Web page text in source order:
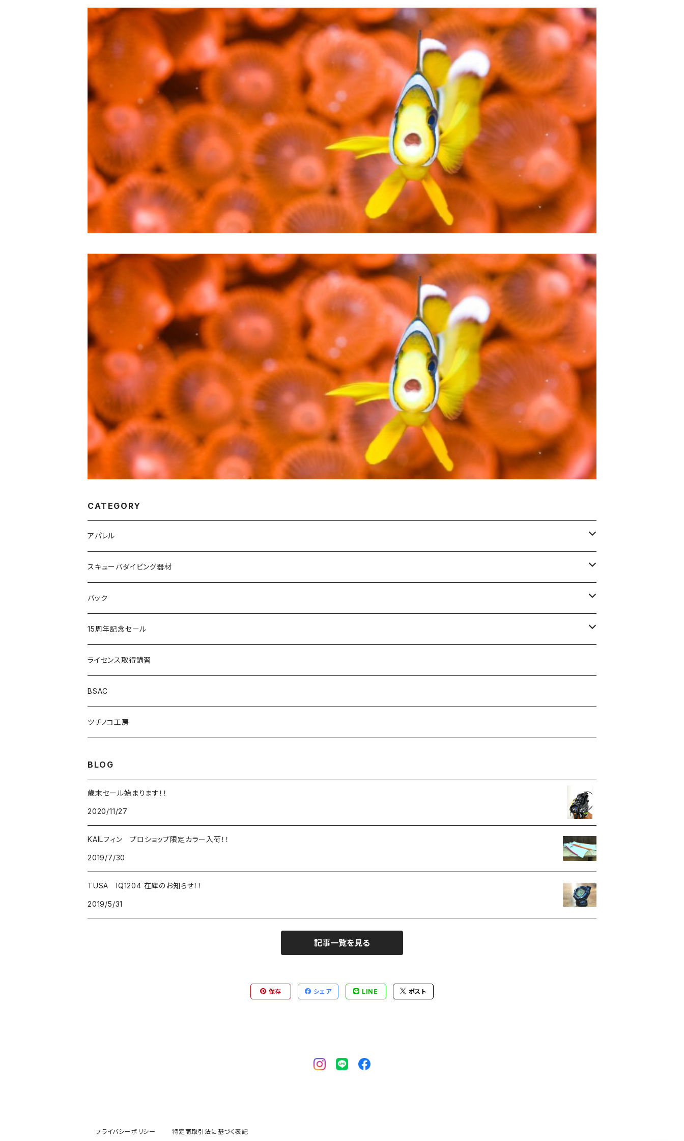
CATEGORY
アパレル
HHヘリーハンセン
オリジナルＴシャツ
Cocoloa
ＧＵＬＬ
MOBBY'S
SUNSKI
スキューバダイビング器材
ＧＵＬＬ
Cocoloa
ＴＵＳＡ
重器材セット
アクアラング
バック
ＳＴストリームトレイル
MOBBY'S
ＴＵＳＡ
15周年記念セール
重器材セット
軽器材セット
スノーケリングセット
ライセンス取得講習
BSAC
ツチノコ工房
BLOG
歳末セール始まります！！
2020/11/27
KAILフィン プロショップ限定カラー入荷！！
2019/7/30
TUSA IQ1204 在庫のお知らせ！！
2019/5/31
記事一覧を見る
保存 シェア LINE ポスト
プライバシーポリシー 特定商取引法に基づく表記